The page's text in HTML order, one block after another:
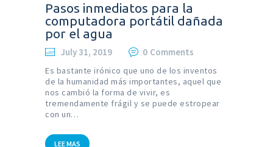
Pasos inmediatos para la
computadora portátil dañada
por el agua
July 31, 2019 0 Comments
Es bastante irónico que uno de los inventos
de la humanidad más importantes, aquel que
nos cambió la forma de vivir, es
tremendamente frágil y se puede estropear
con un…
LEE MAS